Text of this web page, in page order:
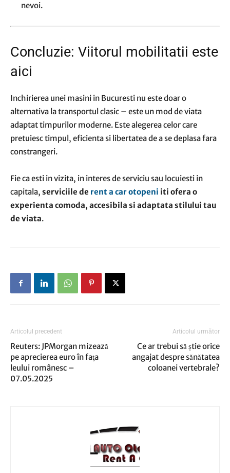
nevoi.
Concluzie: Viitorul mobilitatii este
aici
Inchirierea unei masini in Bucuresti nu este doar o
alternativa la transportul clasic – este un mod de viata
adaptat timpurilor moderne. Este alegerea celor care
pretuiesc timpul, eficienta si libertatea de a se deplasa fara
constrangeri.
Fie ca esti in vizita, in interes de serviciu sau locuiesti in
capitala, serviciile de rent a car otopeni iti ofera o
experienta comoda, accesibila si adaptata stilului tau
de viata.
Articolul precedent
Reuters: JPMorgan mizează
pe aprecierea euro în faţa
leului românesc –
07.05.2025
Articolul următor
Ce ar trebui să știe orice
angajat despre sănătatea
coloanei vertebrale?